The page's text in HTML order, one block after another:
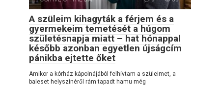
A szüleim kihagyták a férjem és a
gyermekeim temetését a húgom
születésnapja miatt – hat hónappal
később azonban egyetlen újságcím
pánikba ejtette őket
Amikor a kórház kápolnájából felhívtam a szüleimet, a
baleset helyszínéről rám tapadt hamu még